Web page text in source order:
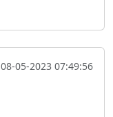
08-05-2023 07:49:56